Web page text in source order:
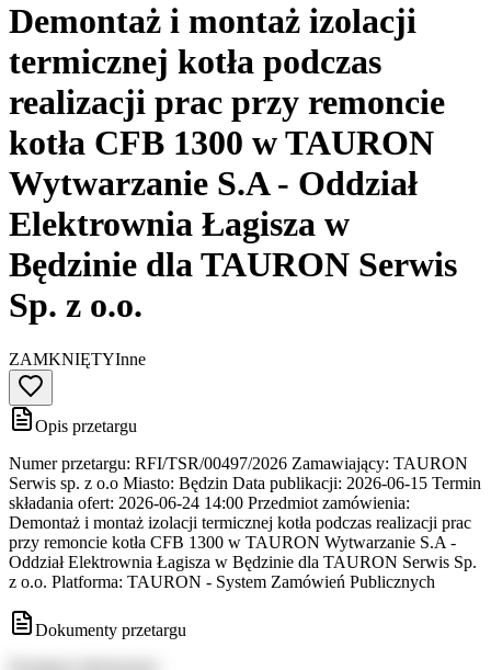
Demontaż i montaż izolacji
termicznej kotła podczas
realizacji prac przy remoncie
kotła CFB 1300 w TAURON
Wytwarzanie S.A - Oddział
Elektrownia Łagisza w
Będzinie dla TAURON Serwis
Sp. z o.o.
ZAMKNIĘTYInne
Opis przetargu
Numer przetargu: RFI/TSR/00497/2026 Zamawiający: TAURON
Serwis sp. z o.o Miasto: Będzin Data publikacji: 2026-06-15 Termin
składania ofert: 2026-06-24 14:00 Przedmiot zamówienia:
Demontaż i montaż izolacji termicznej kotła podczas realizacji prac
przy remoncie kotła CFB 1300 w TAURON Wytwarzanie S.A -
Oddział Elektrownia Łagisza w Będzinie dla TAURON Serwis Sp.
z o.o. Platforma: TAURON - System Zamówień Publicznych
Dokumenty przetargu